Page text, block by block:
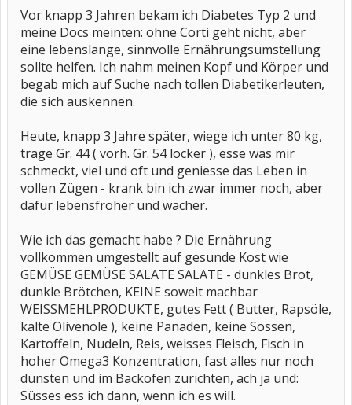
Selterflaschen, mit diesen Stretchbändern arbeiten oder
wenn Du sitzt auch die Zehen und Füße mit auf- und ab-
Bewegungen bearbeiten - wie ein Zappelphilipp....
Und wenn Du magst, kannst Du auch bei uns im Abspeck-
Forum mitmachen. Wir sind dort eine urige Truppe, die
Gute Besserung
Colana
Woher weißt du das alles?? Und hat es dir schon geholfen?? Ich
hatte auch große Probleme mit dem Corti. Nachdem ich unter
gar kein cortison mehr nehmen würde??
Vor knapp 3 Jahren bekam ich Diabetes Typ 2 und
meine Docs meinten: ohne Corti geht nicht, aber
eine lebenslange, sinnvolle Ernährungsumstellung
sollte helfen. Ich nahm meinen Kopf und Körper und
begab mich auf Suche nach tollen Diabetikerleuten,
die sich auskennen.
Heute, knapp 3 Jahre später, wiege ich unter 80 kg,
trage Gr. 44 ( vorh. Gr. 54 locker ), esse was mir
schmeckt, viel und oft und geniesse das Leben in
vollen Zügen - krank bin ich zwar immer noch, aber
dafür lebensfroher und wacher.
Wie ich das gemacht habe ? Die Ernährung
vollkommen umgestellt auf gesunde Kost wie
GEMÜSE GEMÜSE SALATE SALATE - dunkles Brot,
dunkle Brötchen, KEINE soweit machbar
WEISSMEHLPRODUKTE, gutes Fett ( Butter, Rapsöle,
kalte Olivenöle ), keine Panaden, keine Sossen,
Kartoffeln, Nudeln, Reis, weisses Fleisch, Fisch in
hoher Omega3 Konzentration, fast alles nur noch
dünsten und im Backofen zurichten, ach ja und:
Süsses ess ich dann, wenn ich es will.